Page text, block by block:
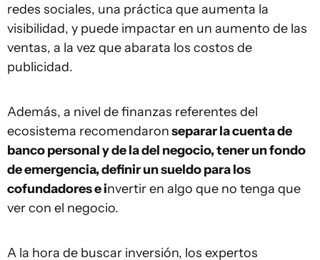
redes sociales, una práctica que aumenta la
visibilidad, y puede impactar en un aumento de las
ventas, a la vez que abarata los costos de
publicidad.
Además, a nivel de finanzas referentes del
ecosistema recomendaronseparar la cuenta de
banco personal y de la del negocio, tener un fondo
de emergencia, definir un sueldo para los
cofundadores e invertir en algo que no tenga que
ver con el negocio.
A la hora de buscar inversión, los expertos